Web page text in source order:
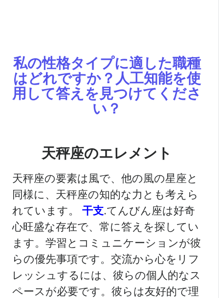
私の性格タイプに適した職種
はどれですか？人工知能を使
用して答えを見つけてくださ
い？
天秤座のエレメント
天秤座の要素は風で、他の風の星座と
同様に、天秤座の知的な力とも考えら
れています。 干支.てんびん座は好奇
心旺盛な存在で、常に答えを探してい
ます。学習とコミュニケーションが彼
らの優先事項です。交流から心をリフ
レッシュするには、彼らの個人的なス
ペースが必要です。彼らは友好的で理